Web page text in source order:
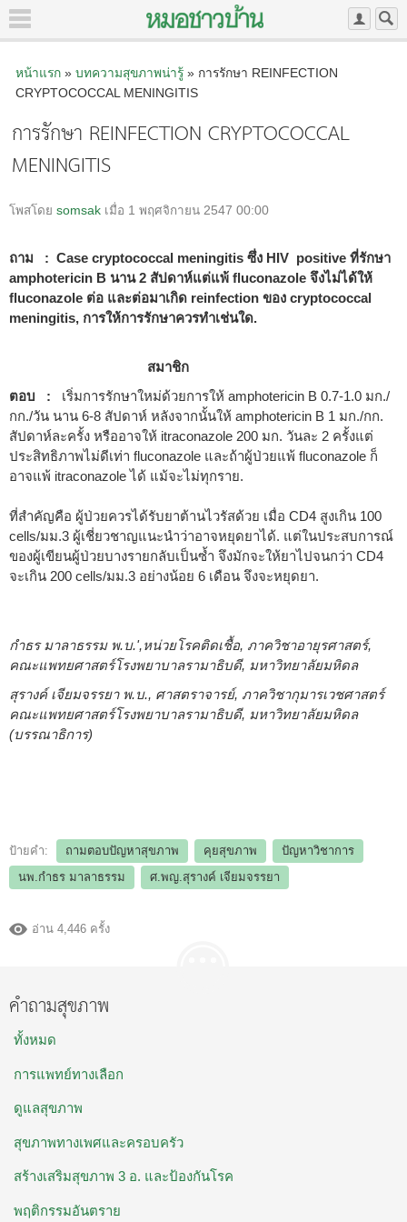
หน้าแรก» บทความสุขภาพน่ารู้» การรักษา REINFECTION
CRYPTOCOCCAL MENINGITIS
การรักษา REINFECTION CRYPTOCOCCAL
MENINGITIS
โพสโดย somsak เมื่อ 1 พฤศจิกายน 2547 00:00
ถาม : Case cryptococcal meningitis ซึ่ง HIV positive ที่รักษา
amphotericin B นาน 2 สัปดาห์แต่แพ้ fluconazole จึงไม่ได้ให้
fluconazole ต่อ และต่อมาเกิด reinfection ของ cryptococcal
meningitis, การให้การรักษาควรทำเช่นใด.
สมาชิก
ตอบ :
เริ่มการรักษาใหม่ด้วยการให้ amphotericin B 0.7-1.0 มก./
กก./วัน นาน 6-8 สัปดาห์ หลังจากนั้นให้ amphotericin B 1 มก./กก.
สัปดาห์ละครั้ง หรืออาจให้ itraconazole 200 มก. วันละ 2 ครั้งแต่
ประสิทธิภาพไม่ดีเท่า fluconazole และถ้าผู้ป่วยแพ้ fluconazole ก็
อาจแพ้ itraconazole ได้ แม้จะไม่ทุกราย.
ที่สำคัญคือ ผู้ป่วยควรได้รับยาต้านไวรัสด้วย เมื่อ CD4 สูงเกิน 100
cells/มม.3 ผู้เชี่ยวชาญแนะนำว่าอาจหยุดยาได้. แต่ในประสบการณ์
ของผู้เขียนผู้ป่วยบางรายกลับเป็นซ้ำ จึงมักจะให้ยาไปจนกว่า CD4
จะเกิน 200 cells/มม.3 อย่างน้อย 6 เดือน จึงจะหยุดยา.
กำธร มาลาธรรม พ.บ.',หน่วยโรคติดเชื้อ, ภาควิชาอายุรศาสตร์,
คณะแพทยศาสตร์โรงพยาบาลรามาธิบดี, มหาวิทยาลัยมหิดล
สุรางค์ เจียมจรรยา พ.บ., ศาสตราจารย์, ภาควิชากุมารเวชศาสตร์
คณะแพทยศาสตร์โรงพยาบาลรามาธิบดี, มหาวิทยาลัยมหิดล
(บรรณาธิการ)
ป้ายคำ: ถามตอบปัญหาสุขภาพ คุยสุขภาพ
ปัญหาวิชาการ
นพ.กำธร มาลาธรรม
ศ.พญ.สุรางค์ เจียมจรรยา
อ่าน 4,446 ครั้ง
คำถามสุขภาพ
ทั้งหมด
การแพทย์ทางเลือก
ดูแลสุขภาพ
สุขภาพทางเพศและครอบครัว
สร้างเสริมสุขภาพ 3 อ. และป้องกันโรค
พฤติกรรมอันตราย